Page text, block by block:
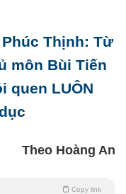
Thịnh: Từ
môn Bùi Tiến
quen LUÔN
Theo Hoàng An
Copy link